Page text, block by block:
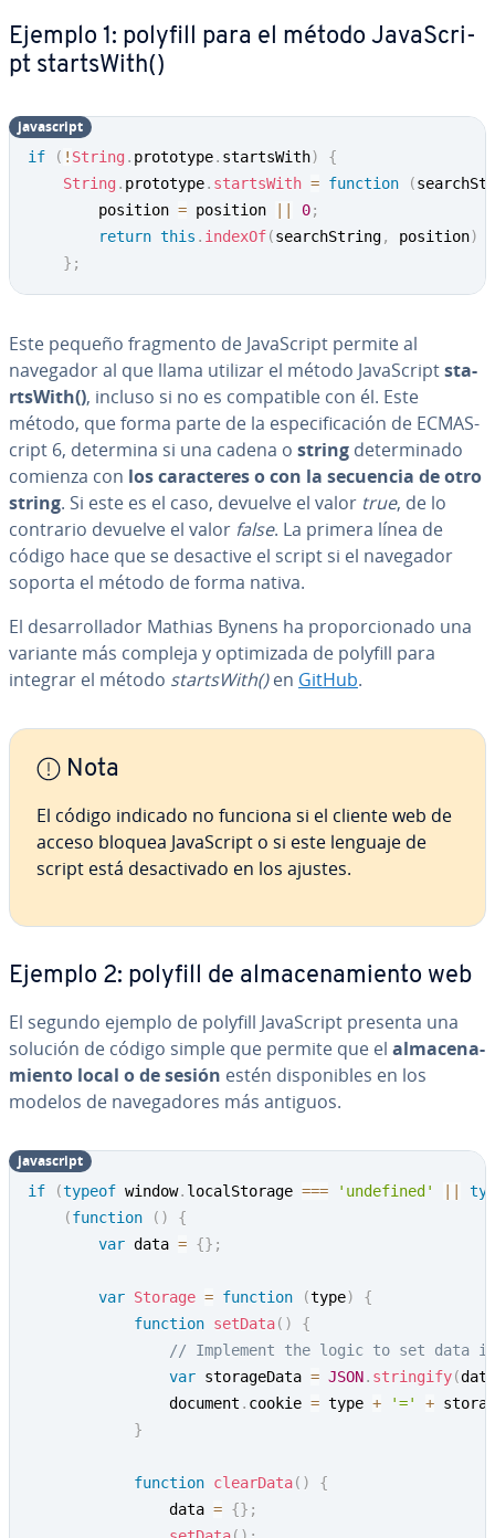
Ejemplo 1: polyfill para el método Ja­va­S­cri­
pt sta­rts­Wi­th()
if ( ! String . prototype. startsWith)
{
String . prototype. startsWith = function (
        position
= position 0;
return this . indexOf(searchString, position)
} ;
ja­va­s­cri­pt
Este pequeño fragmento de Ja­va­S­cri­pt permite al
navegador al que llama utilizar el método Ja­va­S­cri­ptsta­
rts­Wi­th(), incluso si no es co­m­pa­ti­ble con él. Este
método, que forma parte de la es­pe­ci­fi­ca­ción de EC­MA­S­
cri­pt 6, determina si una cadena o string de­te­r­mi­na­do
comienza con los ca­ra­c­te­res o con la secuencia de otro
string. Si este es el caso, devuelve el valor true, de lo
contrario devuelve el valor false. La primera línea de
código hace que se desactive el script si el navegador
soporta el método de forma nativa.
El de­sa­rro­lla­dor Mathias Bynens ha pro­po­r­cio­na­do una
variante más compleja y op­ti­mi­za­da de polyfill para
integrar el método sta­rts­Wi­th()en GitHub.
Nota
El código indicado no funciona si el cliente web de
acceso bloquea Ja­va­S­cri­pt o si este lenguaje de
script está des­ac­ti­va­do en los ajustes.
Ejemplo 2: polyfill de al­ma­ce­na­mie­n­to web
El segundo ejemplo de polyfill Ja­va­S­cri­pt presenta una
solución de código simple que permite que el al­ma­ce­na­
mie­n­to local o de sesión estén di­s­po­ni­bles en los
modelos de na­ve­ga­do­res más antiguos.
if (typeof window. localStorage === 'undefined'
(function ( )
{
var data = {} ;
var Storage = function (type)
{
function setData( )
{
// Implement the logic to set data
var storageData = JSON. stringify(data
                document
. cookie = type + '=' +
}
function clearData( )
{
                data
= {} ;
ja­va­s­cri­pt